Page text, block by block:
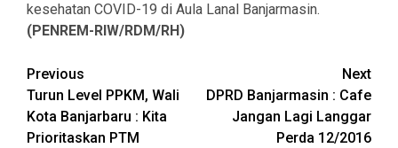
kesehatan COVID-19 di Aula Lanal Banjarmasin.
(PENREM-RIW/RDM/RH)
Continue
Reading
Previous
Turun Level PPKM, Wali
Kota Banjarbaru : Kita
Prioritaskan PTM
Next
DPRD Banjarmasin : Cafe
Jangan Lagi Langgar
Perda 12/2016